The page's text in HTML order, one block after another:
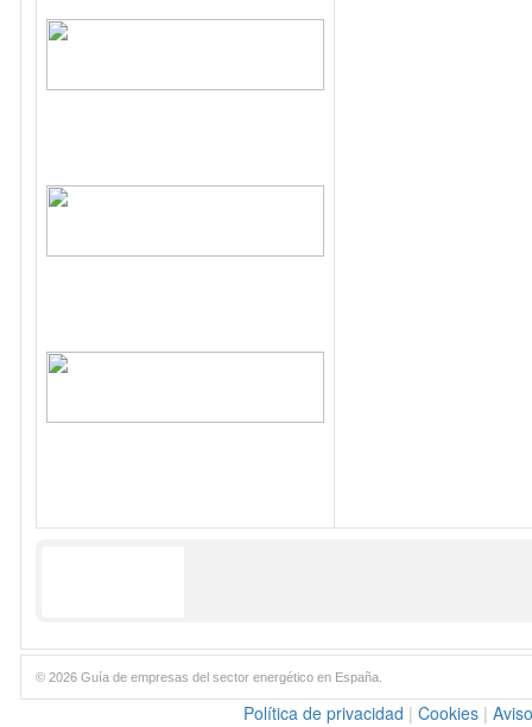
© 2026 Guía de empresas del sector energético en España.
Política de privacidad | Cookies |